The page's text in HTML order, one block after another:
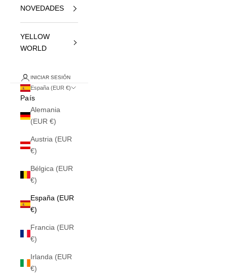
NOVEDADES
YELLOW
WORLD
INICIAR SESIÓN
España (EUR €)
País
Alemania
(EUR €)
Austria (EUR
€)
Bélgica (EUR
€)
España (EUR
€)
Francia (EUR
€)
Irlanda (EUR
€)